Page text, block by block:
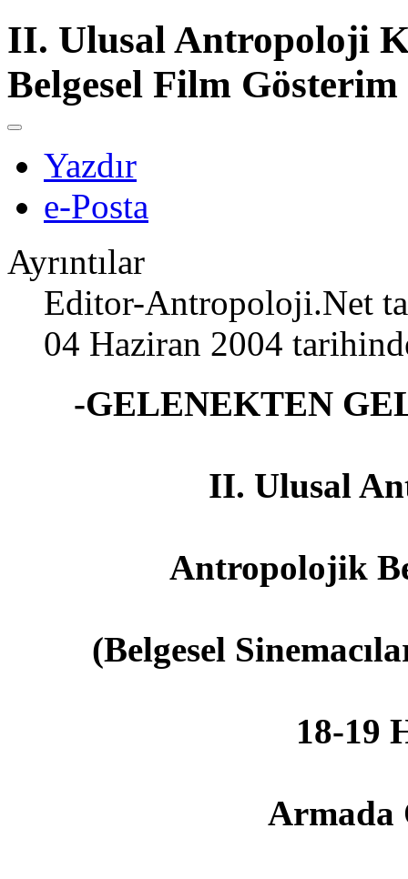
II. Ulusal Antropoloji
Belgesel Film Gösterim
Yazdır
e-Posta
Ayrıntılar
Editor-Antropoloji.Net
04 Haziran 2004
-GELENEKTEN
II. Ulusal
Antropolojik
(Belgesel
18-19
Armada